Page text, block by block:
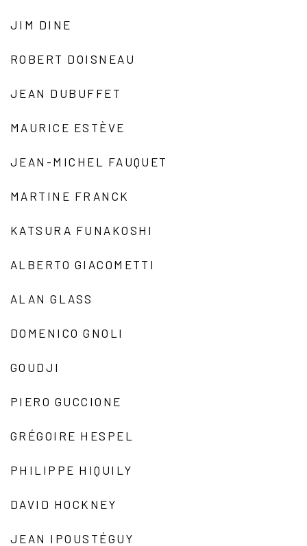
JIM DINE
ROBERT DOISNEAU
JEAN DUBUFFET
MAURICE ESTÈVE
JEAN-MICHEL FAUQUET
MARTINE FRANCK
KATSURA FUNAKOSHI
ALBERTO GIACOMETTI
ALAN GLASS
DOMENICO GNOLI
GOUDJI
PIERO GUCCIONE
GRÉGOIRE HESPEL
PHILIPPE HIQUILY
DAVID HOCKNEY
JEAN IPOUSTÉGUY